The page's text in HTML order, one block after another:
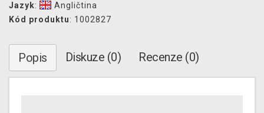
Jazyk:
Angličtina
Kód produktu: 1002827
Popis Diskuze (0) Recenze (0)